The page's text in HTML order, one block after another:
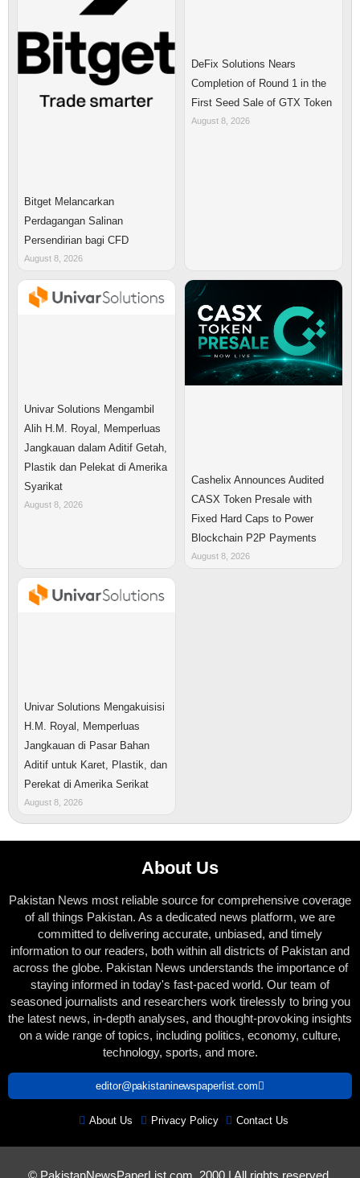
Bitget Melancarkan
Perdagangan Salinan
Persendirian bagi CFD
August 8, 2026
DeFix Solutions Nears
Completion of Round 1 in the
First Seed Sale of GTX Token
August 8, 2026
Univar Solutions Mengambil
Alih H.M. Royal, Memperluas
Jangkauan dalam Aditif Getah,
Plastik dan Pelekat di Amerika
Syarikat
August 8, 2026
Cashelix Announces Audited
CASX Token Presale with
Fixed Hard Caps to Power
Blockchain P2P Payments
August 8, 2026
Univar Solutions Mengakuisisi
H.M. Royal, Memperluas
Jangkauan di Pasar Bahan
Aditif untuk Karet, Plastik, dan
Perekat di Amerika Serikat
August 8, 2026
About Us
Pakistan News most reliable source for comprehensive coverage
of all things Pakistan. As a dedicated news platform, we are
committed to delivering accurate, unbiased, and timely
information to our readers, both within all districts of Pakistan and
across the globe. Pakistan News understands the importance of
staying informed in today's fast-paced world. Our team of
seasoned journalists and researchers work tirelessly to bring you
the latest news, in-depth analyses, and thought-provoking insights
on a wide range of topics, including politics, economy, culture,
technology, sports, and more.
editor@pakistaninewspaperlist.com
About Us Privacy Policy Contact Us
© PakistanNewsPaperList.com, 2000 | All rights reserved.